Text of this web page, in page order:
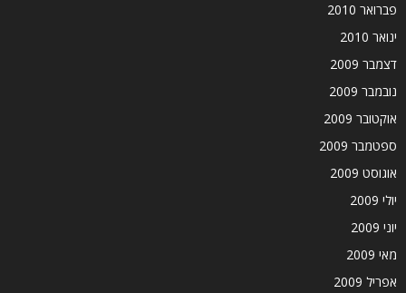
פברואר 2010
ינואר 2010
דצמבר 2009
נובמבר 2009
אוקטובר 2009
ספטמבר 2009
אוגוסט 2009
יולי 2009
יוני 2009
מאי 2009
אפריל 2009